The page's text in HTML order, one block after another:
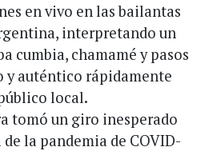
en vivo en las bailantas
interpretando un
cumbia, chamamé y pasos
y auténtico rápidamente
local.
tomó un giro inesperado
la pandemia de COVID-